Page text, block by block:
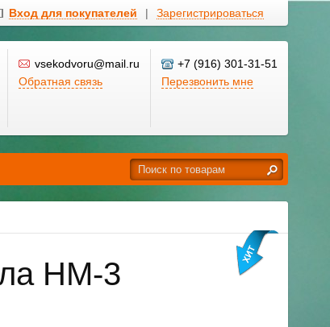
Вход для покупателей | Зарегистрироваться
vsekodvoru@mail.ru
Обратная связь
+7 (916) 301-31-51
Перезвонить мне
НМ-3